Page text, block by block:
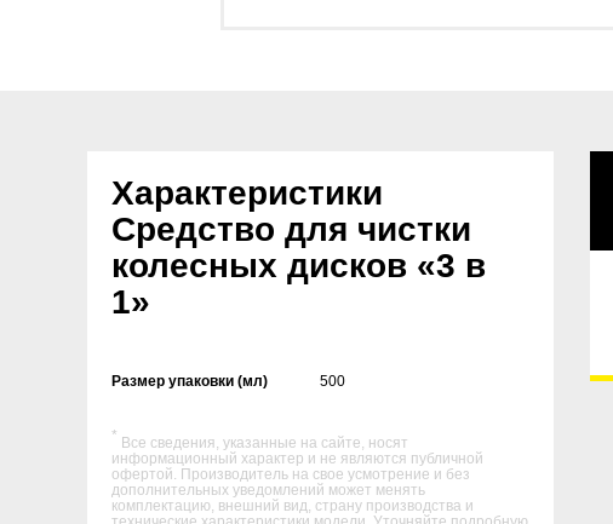
Характеристики
Средство для чистки
колесных дисков «3 в
1»
Размер упаковки (мл) 500
* Все сведения, указанные на сайте, носят
информационный характер и не являются публичной
офертой. Производитель на свое усмотрение и без
дополнительных уведомлений может менять
комплектацию, внешний вид, страну производства и